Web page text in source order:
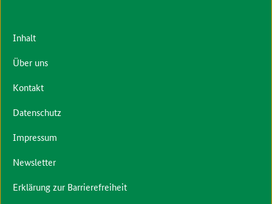
Inhalt
Über uns
Kontakt
Datenschutz
Impressum
Newsletter
Erklärung zur Barrierefreiheit